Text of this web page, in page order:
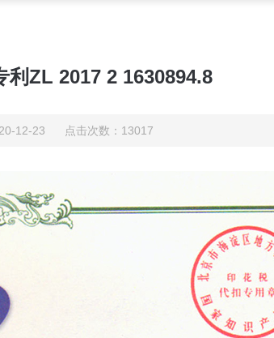
利ZL 2017 2 1630894.8
12-23 点击次数：13017